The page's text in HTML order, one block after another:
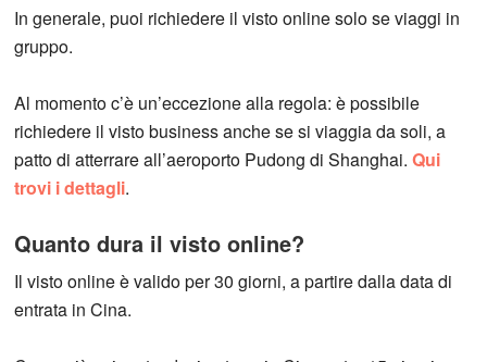
In generale, puoi richiedere il visto online solo se viaggi in
gruppo.
Al momento c’è un’eccezione alla regola: è possibile
richiedere il visto business anche se si viaggia da soli, a
patto di atterrare all’aeroporto Pudong di Shanghai.Qui
trovi i dettagli.
Quanto dura il visto online?
Il visto online è valido per 30 giorni, a partire dalla data di
entrata in Cina.